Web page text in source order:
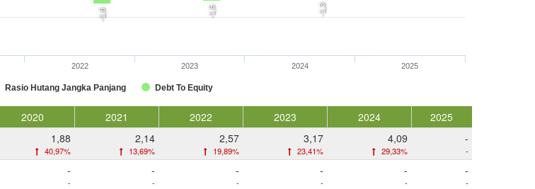
-1,6 -1,5 -1,3
Rasio Hutang Jangka Panjang Debt To Equity
2022 2023 2024 2025
2020 2021 2022 2023 2024
2025
1,88
40,97%
2,14
13,69%
2,57
19,89%
3,17
23,41%
4,09
29,33%
-
-
-
-
-
-
-
-
-
-
-
-
-
-